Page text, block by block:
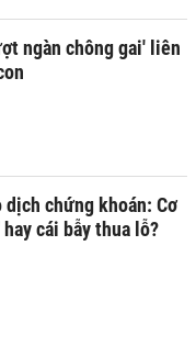
ngàn chông gai' liên
chứng khoán: Cơ
cái bẫy thua lỗ?